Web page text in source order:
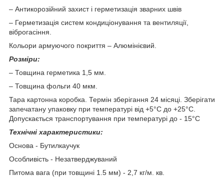
– Антикорозійний захист і герметизація зварних швів
– Герметизація систем кондиціонування та вентиляції,
віброгасіння.
Кольори армуючого покриття – Алюмінієвий.
Розміри:
– Товщина герметика 1,5 мм.
– Товщина фольги 40 мкм.
Тара картонна коробка. Термін зберігання 24 місяці. Зберігати
запечатану упаковку при температурі від +5°С до +25°С.
Допускається транспортування при температурі до - 15°С
Технічні характеристики:
Основа - Бутилкаучук
Особливість - Незатверджуваний
Питома вага (при товщині 1.5 мм) - 2,7 кг/м. кв.